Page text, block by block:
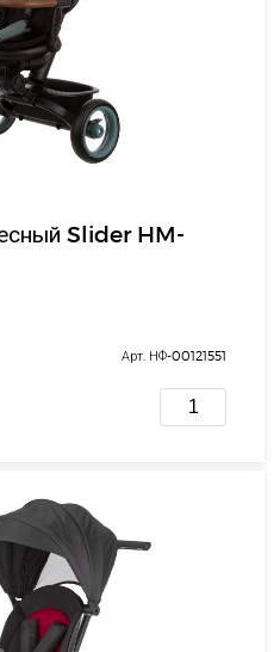
Slider HM-
Арт. НФ-00121551